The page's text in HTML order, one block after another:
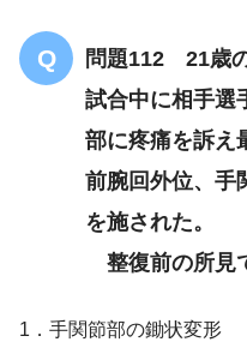
上腕骨顆上骨折
問題112 21歳
試合中に相手選
部に疼痛を訴え
前腕回外位、手
を施された。
整復前の所見
1．手関節部の鋤状変形